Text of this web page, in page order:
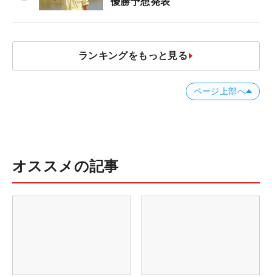
ランキングをもっと見る
ページ上部へ
オススメの記事